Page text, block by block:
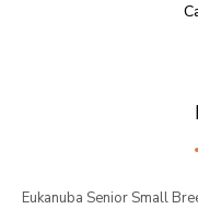
Eukanuba Senior Small